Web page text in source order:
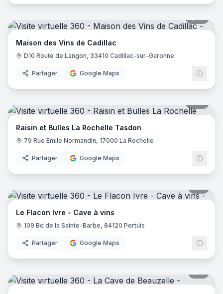
Maison des Vins de Cadillac
D10 Route de Langon, 33410 Cadillac-sur-Garonne
Partager Google Maps
Raisin et Bulles La Rochelle Tasdon
79 Rue Emile Normandin, 17000 La Rochelle
Partager Google Maps
Le Flacon Ivre - Cave à vins
109 Bd de la Sainte-Barbe, 84120 Pertuis
Partager Google Maps